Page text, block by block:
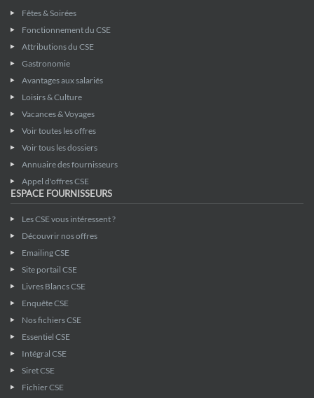
Fêtes & Soirées
Fonctionnement du CSE
Attributions du CSE
Gastronomie
Avantages aux salariés
Loisirs & Culture
Vacances & Voyages
Voir toutes les offres
Voir tous les dossiers
Annuaire des fournisseurs
Appel d'offres CSE
ESPACE FOURNISSEURS
Les CSE vous intéressent ?
Découvrir nos offres
Emailing CSE
Site portail CSE
Livres Blancs CSE
Enquête CSE
Nos fichiers CSE
Essentiel CSE
Intégral CSE
Siret CSE
Fichier CSE